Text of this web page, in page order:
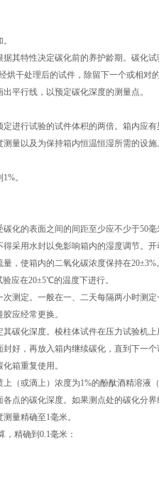
特性决定碳化前的养护龄期。碳化试
干处理后的试件，除留下一个或相对
平行线，以预定碳化深度的测量点。
行试验的试件体积的两倍。箱内应有
量以及为保持箱内恒温恒湿所需的设
。
的表面之间的间距至少应不少于50毫
用水封以免影响箱内的湿度调节。开
，使箱内的二氧化碳浓度保持在
应在20±5℃的温度下进行。
定。一般在一、二天每隔两小时测定
应经常更换。
化深度。棱柱体试件在压力试验机上
好，再放入箱内继续碳化，直到下一
箱重复使用。
或滴上）浓度为1%的酚酞酒精溶液
点的碳化深度。如果测点处的碳化分
量精确至1毫米。
算，精确到0.1毫米：